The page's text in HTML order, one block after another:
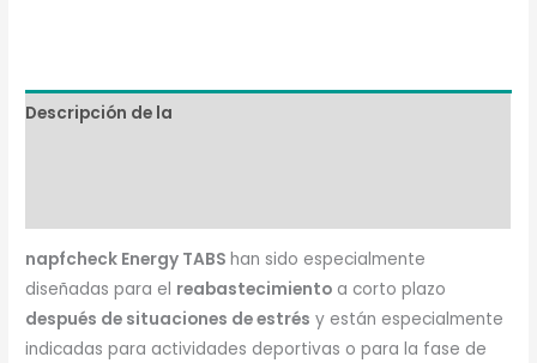
Descripción de la
napfcheck Energy TABShan sido especialmente
diseñadas para el reabastecimiento a corto plazo
después de situaciones de estrés y están especialmente
indicadas para actividades deportivas o para la fase de